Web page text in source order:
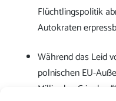
Flüchtlingspolitik
Autokraten
Während das Leid
polnischen EU-
Milliarden € in den